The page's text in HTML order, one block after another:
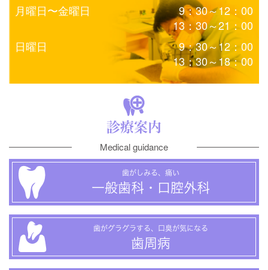
月曜日〜金曜日
9：30～12：00
13：30～21：00
日曜日
9：30～12：00
13：30～18：00
診療案内
Medical guidance
歯がしみる、痛い
一般歯科・口腔外科
歯がグラグラする、口臭が気になる
歯周病